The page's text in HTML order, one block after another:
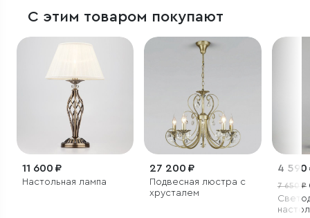
С этим товаром покупают
11 600 ₽
Настольная лампа
27 200 ₽
Подвесная люстра с
хрусталем
4 590
7 650 ₽